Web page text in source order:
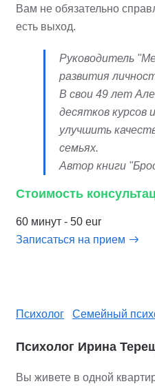
Вам не обязательно
есть выход.
Руководитель
развития
В свои 49 лет
десятков
улучшить
семьях.
Автор книги
Стоимость
60 минут - 50 eur
Записаться на прием
Психолог Семейный
Психолог Ирина
Вы живете в одной